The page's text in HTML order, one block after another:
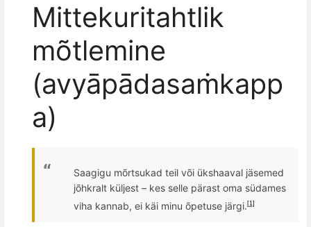
Mittekuritahtlik
mõtlemine
(avyāpādasaṁkapp
a)
Saagigu mõrtsukad teil või ükshaaval jäsemed
jõhkralt küljest – kes selle pärast oma südames
viha kannab, ei käi minu õpetuse järgi. [1]